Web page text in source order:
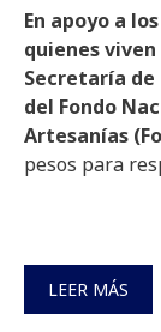
En apoyo a
quienes
Secretaría de
del Fondo
Artesanías
pesos para
LEER MÁS